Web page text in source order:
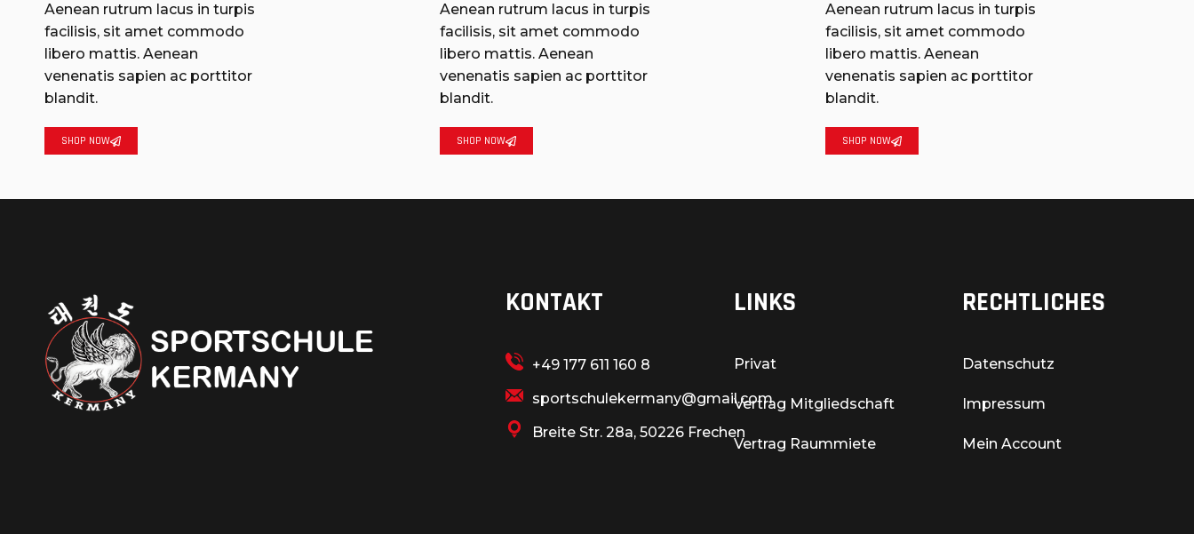
Aenean rutrum lacus in turpis
facilisis, sit amet commodo
libero mattis. Aenean
venenatis sapien ac porttitor
blandit.
SHOP NOW
Aenean rutrum lacus in turpis
facilisis, sit amet commodo
libero mattis. Aenean
venenatis sapien ac porttitor
blandit.
SHOP NOW
Aenean rutrum lacus in turpis
facilisis, sit amet commodo
libero mattis. Aenean
venenatis sapien ac porttitor
blandit.
SHOP NOW
KONTAKT
+49 177 611 160 8
sportschulekermany@gmail.com
Breite Str. 28a, 50226 Frechen
LINKS
Privat
Vertrag Mitgliedschaft
Vertrag Raummiete
RECHTLICHES
Datenschutz
Impressum
Mein Account